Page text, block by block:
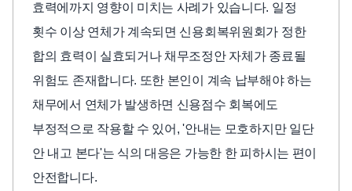
효력에까지 영향이 미치는 사례가 있습니다. 일정
횟수 이상 연체가 계속되면 신용회복위원회가 정한
합의 효력이 실효되거나 채무조정안 자체가 종료될
위험도 존재합니다. 또한 본인이 계속 납부해야 하는
채무에서 연체가 발생하면 신용점수 회복에도
부정적으로 작용할 수 있어, '안내는 모호하지만 일단
안 내고 본다'는 식의 대응은 가능한 한 피하시는 편이
안전합니다.